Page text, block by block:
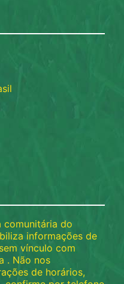
comunitária do
informações de
vínculo com
. Não nos
de horários,